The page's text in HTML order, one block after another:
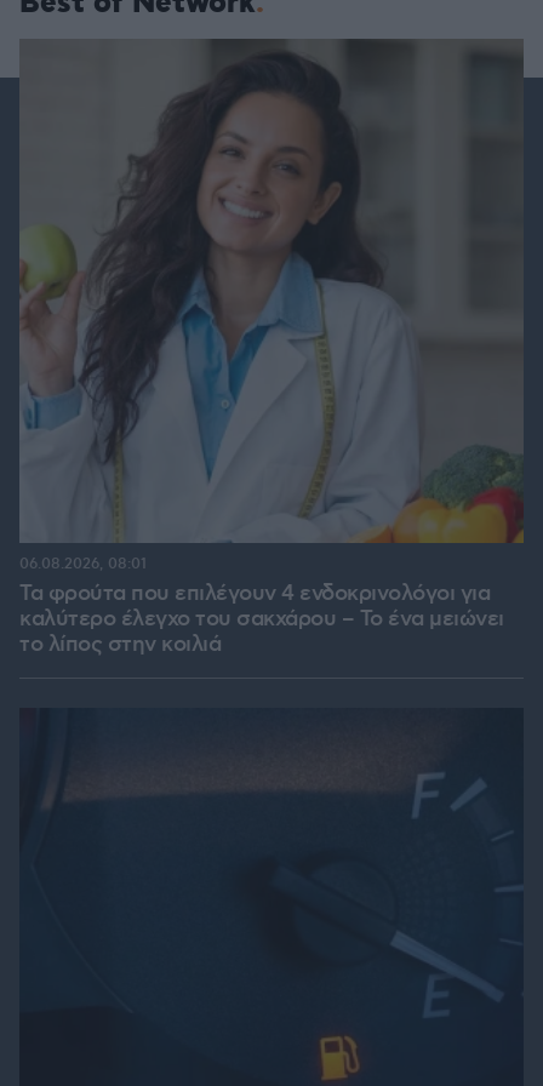
Τα φρούτα που επιλέγουν 4 ενδοκρινολόγοι για
καλύτερο έλεγχο του σακχάρου – Το ένα μειώνει
το λίπος στην κοιλιά
06.08.2026, 08:01